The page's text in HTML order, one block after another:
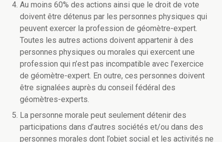
Au moins 60% des actions ainsi que le droit de vote
doivent être détenus par les personnes physiques qui
peuvent exercer la profession de géomètre-expert.
Toutes les autres actions doivent appartenir à des
personnes physiques ou morales qui exercent une
profession qui n’est pas incompatible avec l’exercice
de géomètre-expert. En outre, ces personnes doivent
être signalées auprès du conseil fédéral des
géomètres-experts.
La personne morale peut seulement détenir des
participations dans d’autres sociétés et/ou dans des
personnes morales dont l’objet social et les activités ne